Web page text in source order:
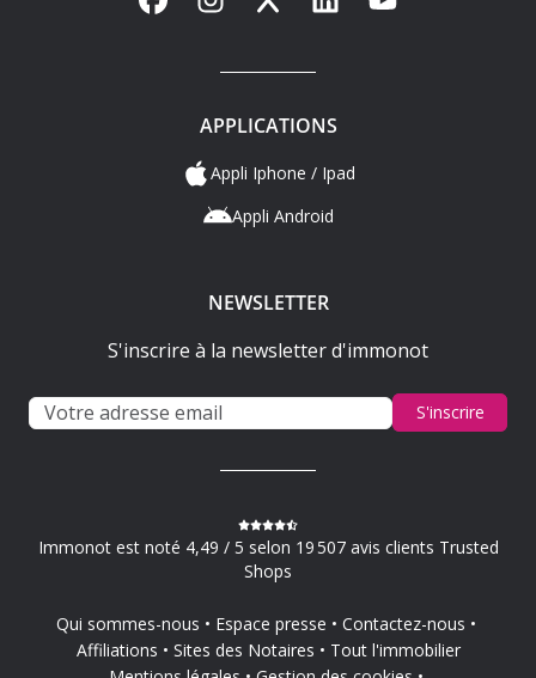
APPLICATIONS
Appli Iphone / Ipad
Appli Android
NEWSLETTER
S'inscrire à la newsletter d'immonot
S'inscrire
Immonot est noté 4,49 / 5 selon 19 507 avis clients Trusted
Shops
Qui sommes-nous Espace presse
Contactez-nous
Affiliations
Sites des Notaires
Tout l'immobilier